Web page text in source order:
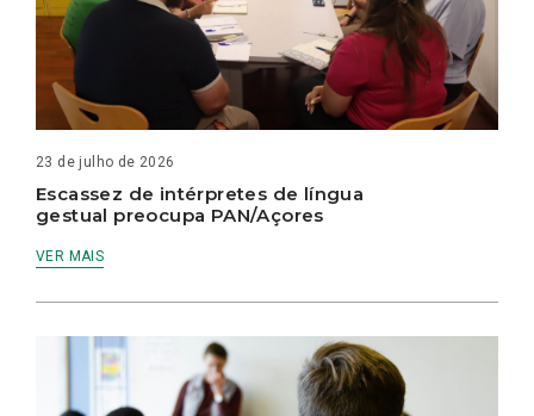
23 de julho de 2026
Escassez de intérpretes de língua
gestual preocupa PAN/Açores
VER MAIS